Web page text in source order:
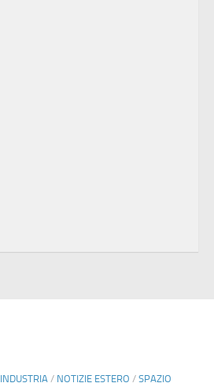
INDUSTRIA/ NOTIZIE ESTERO / SPAZIO